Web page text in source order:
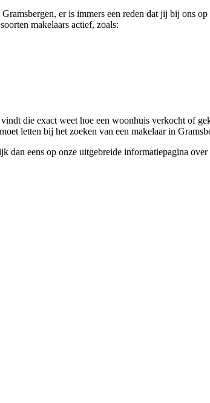
er is immers een reden dat jij bij ons
makelaars actief, zoals:
die exact weet hoe een woonhuis verkocht of
letten bij het zoeken van een makelaar in
dan eens op onze uitgebreide informatiepagina over